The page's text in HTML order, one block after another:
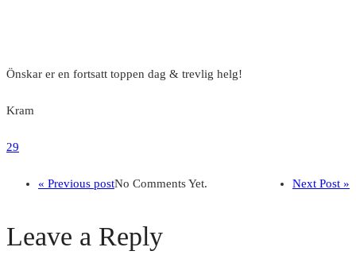
Önskar er en fortsatt toppen dag & trevlig helg!
Kram
29
« Previous post Next Post »
No Comments Yet.
Leave a Reply